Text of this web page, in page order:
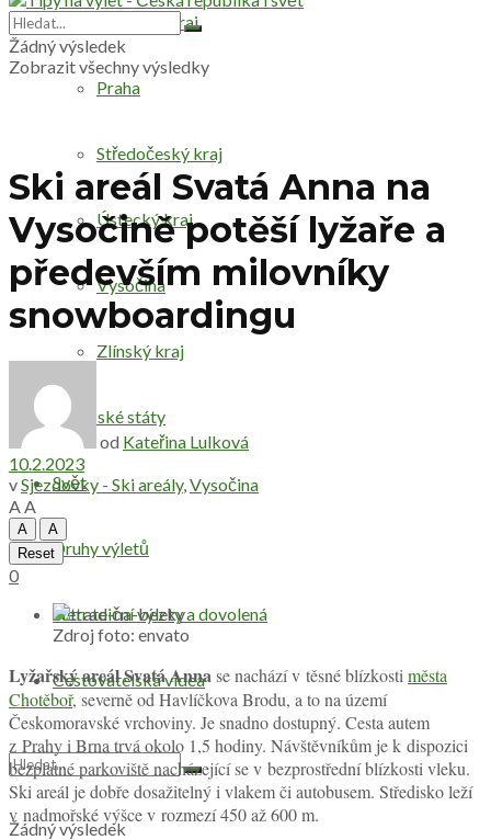
Plzeňský kraj
Praha
Středočeský kraj
Ústecký kraj
Vysočina
Zlínský kraj
Evropské státy
Svět
Druhy výletů
Netradiční výlety a dovolená
Cestovatelská videa
Žádný výsledek
Žádný výsledek
Zobrazit všechny výsledky
Ski areál Svatá Anna na
Vysočině potěší lyžaře a
především milovníky
snowboardingu
od Kateřina Lulková
10.2.2023
vSjezdovky - Ski areály,Vysočina
AA
A
A
Reset
0
Zdroj foto: envato
Lyžařský areál Svatá Annase nachází v těsné blízkosti města
Chotěboř, severně od Havlíčkova Brodu, a to na území
Českomoravské vrchoviny. Je snadno dostupný. Cesta autem
z Prahy i Brna trvá okolo 1,5 hodiny. Návštěvníkům je k dispozici
bezplatné parkoviště nacházející se v bezprostřední blízkosti vleku.
Ski areál je dobře dosažitelný i vlakem či autobusem. Středisko leží
v nadmořské výšce v rozmezí 450 až 600 m.